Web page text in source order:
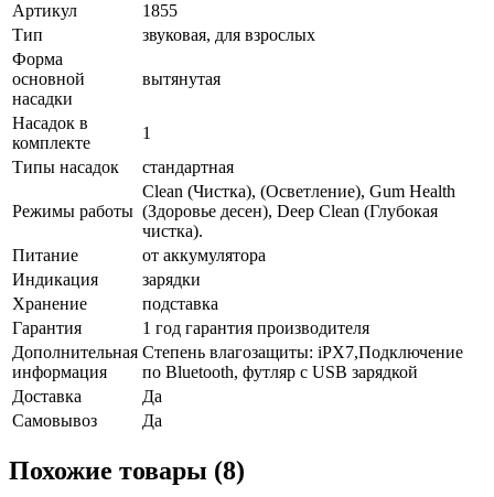
Артикул
1855
Тип
звуковая, для взрослых
Форма
основной
насадки
вытянутая
Насадок в
комплекте
1
Типы насадок
стандартная
Режимы работы
Clean (Чистка), (Осветление), Gum Health
(Здоровье десен), Deep Clean (Глубокая
чистка).
Питание
от аккумулятора
Индикация
зарядки
Хранение
подставка
Гарантия
1 год гарантия производителя
Дополнительная
информация
Степень влагозащиты: iPX7,Подключение
по Bluetooth, футляр с USB зарядкой
Доставка
Да
Самовывоз
Да
Похожие товары (8)